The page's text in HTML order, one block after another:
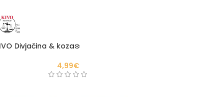
Divjačina & koza❄️
4,99€